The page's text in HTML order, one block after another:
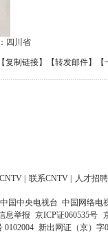
四川省
复制链接】【转发邮件】
联系CNTV 人才招聘
中国中央电视台 中国网络电
息举报 京ICP证060535号
0102004 新出网证（京）